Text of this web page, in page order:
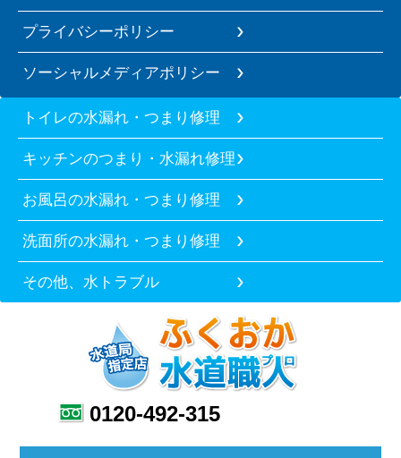
プライバシーポリシー
ソーシャルメディアポリシー
トイレの水漏れ・つまり修理
キッチンのつまり・水漏れ修理
お風呂の水漏れ・つまり修理
洗面所の水漏れ・つまり修理
その他、水トラブル
0120-492-315